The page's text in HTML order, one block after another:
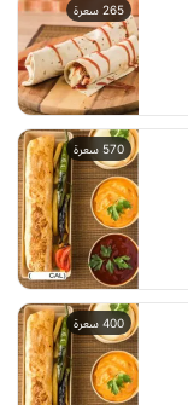
265 سعرة
570 سعرة
400 سعرة